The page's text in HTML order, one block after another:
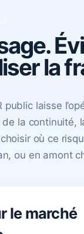
la
public laisse
de la continuité,
où ce
ou en amont
le marché